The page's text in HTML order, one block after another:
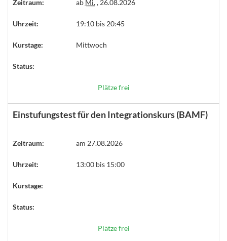
Zeitraum: ab Mi., 26.08.2026
Uhrzeit: 19:10 bis 20:45
Kurstage: Mittwoch
Status:
Plätze frei
Einstufungstest für den Integrationskurs (BAMF)
Zeitraum: am 27.08.2026
Uhrzeit: 13:00 bis 15:00
Kurstage:
Status:
Plätze frei